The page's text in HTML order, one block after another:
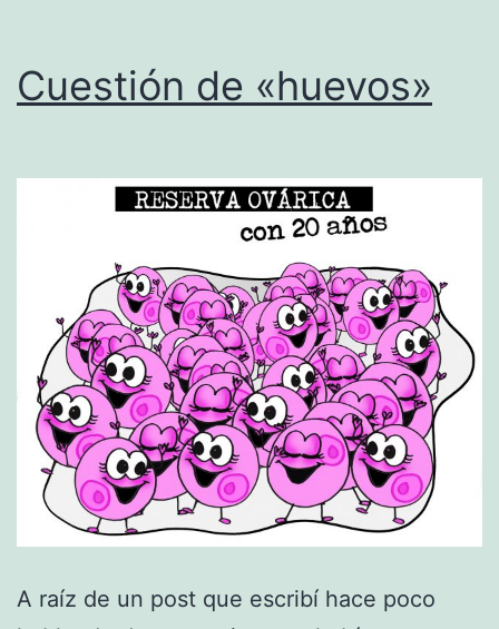
Cuestión de «huevos»
A raíz de un post que escribí hace poco